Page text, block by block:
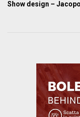
Show design –